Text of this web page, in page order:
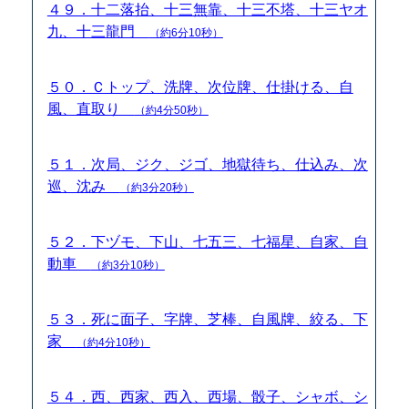
４９．十二落抬、十三無靠、十三不塔、十三ヤオ
九、十三龍門
（約6分10秒）
５０．Ｃトップ、洗牌、次位牌、仕掛ける、自
風、直取り
（約4分50秒）
５１．次局、ジク、ジゴ、地獄待ち、仕込み、次
巡、沈み
（約3分20秒）
５２．下ヅモ、下山、七五三、七福星、自家、自
動車
（約3分10秒）
５３．死に面子、字牌、芝棒、自風牌、絞る、下
家
（約4分10秒）
５４．西、西家、西入、西場、骰子、シャボ、シ